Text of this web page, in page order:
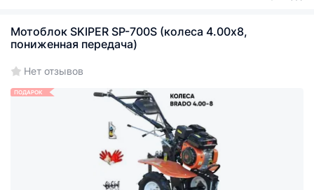
Мотоблок SKIPER SP-700S (колеса 4.00х8,
пониженная передача)
Нет отзывов
ПОДАРОК